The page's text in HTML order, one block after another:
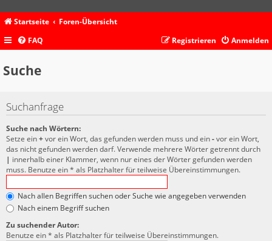
Startseite
Foren-Übersicht
FAQ
Anmelden
Registrieren
Suche
Suchanfrage
Suche nach Wörtern:
Setze ein+vor ein Wort, das gefunden werden muss und ein-vor ein Wort,
das nicht gefunden werden darf. Verwende mehrere Wörter getrennt durch
| innerhalb einer Klammer, wenn nur eines der Wörter gefunden werden
muss. Benutze ein * als Platzhalter für teilweise Übereinstimmungen.
Nach allen Begriffen suchen oder Suche wie angegeben verwenden
Nach einem Begriff suchen
Zu suchender Autor:
Benutze ein * als Platzhalter für teilweise Übereinstimmungen.